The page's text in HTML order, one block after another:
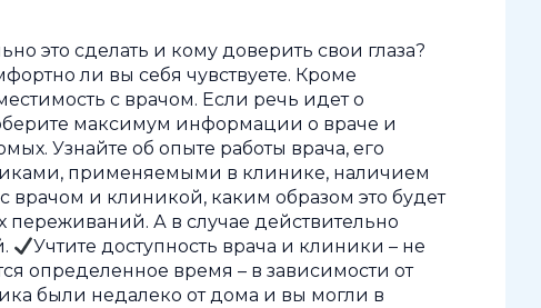
это сделать и кому доверить свои глаза?
ли вы себя чувствуете. Кроме
с врачом. Если речь идет о
максимум информации о враче и
Узнайте об опыте работы врача, его
применяемыми в клинике, наличием
врачом и клиникой, каким образом это будет
А в случае действительно
Учтите доступность врача и клиники – не
определенное время – в зависимости от
были недалеко от дома и вы могли в